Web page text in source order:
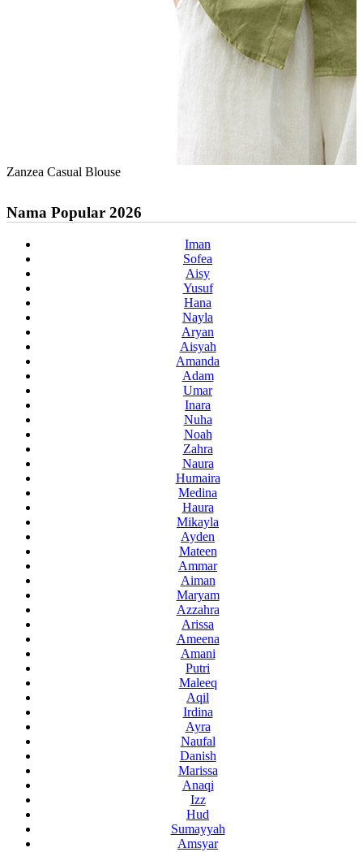
Zanzea Casual Blouse
Nama Popular 2026
Iman
Sofea
Aisy
Yusuf
Hana
Nayla
Aryan
Aisyah
Amanda
Adam
Umar
Inara
Nuha
Noah
Zahra
Naura
Humaira
Medina
Haura
Mikayla
Ayden
Mateen
Ammar
Aiman
Maryam
Azzahra
Arissa
Ameena
Amani
Putri
Maleeq
Aqil
Irdina
Ayra
Naufal
Danish
Marissa
Anaqi
Izz
Hud
Sumayyah
Amsyar